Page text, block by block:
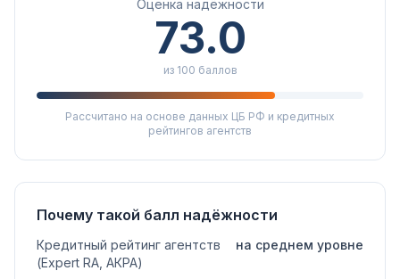
Оценка надёжности
73.0
из 100 баллов
Рассчитано на основе данных ЦБ РФ и кредитных
рейтингов агентств
Почему такой балл надёжности
Кредитный рейтинг агентств
(Expert RA, АКРА)
на среднем уровне